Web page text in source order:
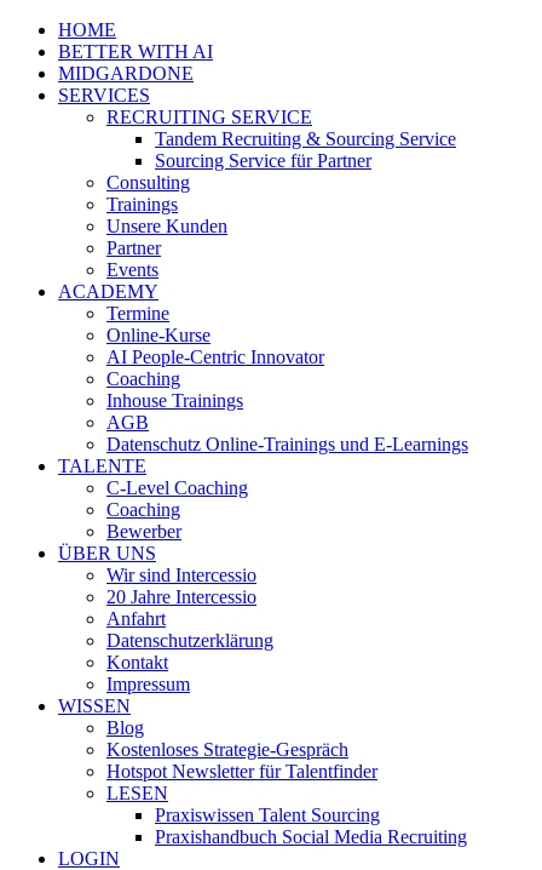
HOME
BETTER WITH AI
MIDGARDONE
SERVICES
RECRUITING SERVICE
Tandem Recruiting & Sourcing Service
Sourcing Service für Partner
Consulting
Trainings
Unsere Kunden
Partner
Events
ACADEMY
Termine
Online-Kurse
AI People-Centric Innovator
Coaching
Inhouse Trainings
AGB
Datenschutz Online-Trainings und E-Learnings
TALENTE
C-Level Coaching
Coaching
Bewerber
ÜBER UNS
Wir sind Intercessio
20 Jahre Intercessio
Anfahrt
Datenschutzerklärung
Kontakt
Impressum
WISSEN
Blog
Kostenloses Strategie-Gespräch
Hotspot Newsletter für Talentfinder
LESEN
Praxiswissen Talent Sourcing
Praxishandbuch Social Media Recruiting
LOGIN